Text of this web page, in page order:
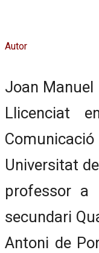
Autor
Joan Manuel
Llicenciat
Universitat
professor a
secundari
Antoni de